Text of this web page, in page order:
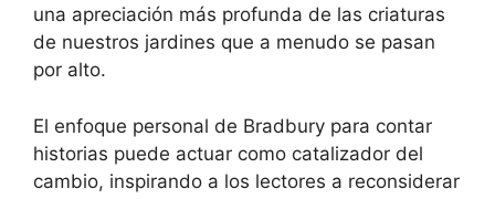
una apreciación más profunda de las criaturas
de nuestros jardines que a menudo se pasan
por alto.
El enfoque personal de Bradbury para contar
historias puede actuar como catalizador del
cambio, inspirando a los lectores a reconsiderar